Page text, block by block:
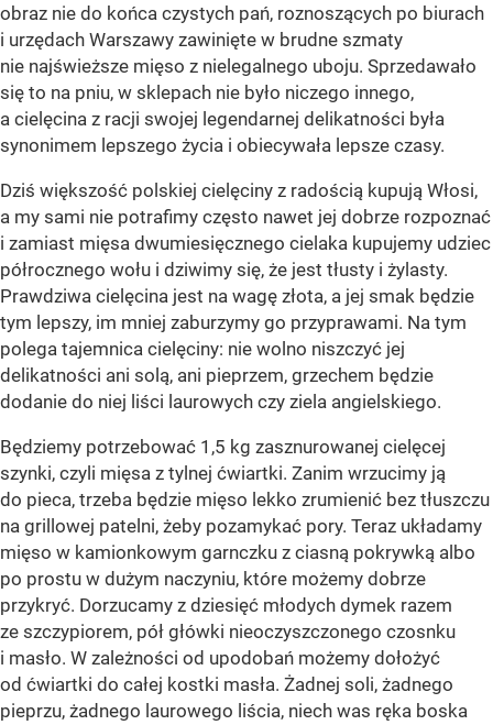
obraz nie do końca czystych pań, roznoszących po biurach
i urzędach Warszawy zawinięte w brudne szmaty
nie najświeższe mięso z nielegalnego uboju. Sprzedawało
się to na pniu, w sklepach nie było niczego innego,
a cielęcina z racji swojej legendarnej delikatności była
synonimem lepszego życia i obiecywała lepsze czasy.
Dziś większość polskiej cielęciny z radością kupują Włosi,
a my sami nie potrafimy często nawet jej dobrze rozpoznać
i zamiast mięsa dwumiesięcznego cielaka kupujemy udziec
półrocznego wołu i dziwimy się, że jest tłusty i żylasty.
Prawdziwa cielęcina jest na wagę złota, a jej smak będzie
tym lepszy, im mniej zaburzymy go przyprawami. Na tym
polega tajemnica cielęciny: nie wolno niszczyć jej
delikatności ani solą, ani pieprzem, grzechem będzie
dodanie do niej liści laurowych czy ziela angielskiego.
Będziemy potrzebować 1,5 kg zasznurowanej cielęcej
szynki, czyli mięsa z tylnej ćwiartki. Zanim wrzucimy ją
do pieca, trzeba będzie mięso lekko zrumienić bez tłuszczu
na grillowej patelni, żeby pozamykać pory. Teraz układamy
mięso w kamionkowym garnczku z ciasną pokrywką albo
po prostu w dużym naczyniu, które możemy dobrze
przykryć. Dorzucamy z dziesięć młodych dymek razem
ze szczypiorem, pół główki nieoczyszczonego czosnku
i masło. W zależności od upodobań możemy dołożyć
od ćwiartki do całej kostki masła. Żadnej soli, żadnego
pieprzu, żadnego laurowego liścia, niech was ręka boska